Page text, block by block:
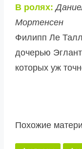
В ролях:
Мортенсен
Филипп Ле
дочерью
которых уж
Похожие